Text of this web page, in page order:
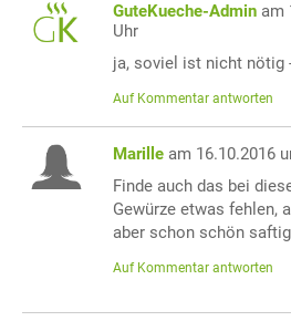
GuteKueche-Admin am
Uhr
ja, soviel ist nicht nötig
Auf Kommentar antworten
Marille am 16.10.2016
Finde auch das bei
Gewürze etwas fehlen,
aber schon schön
Auf Kommentar antworten